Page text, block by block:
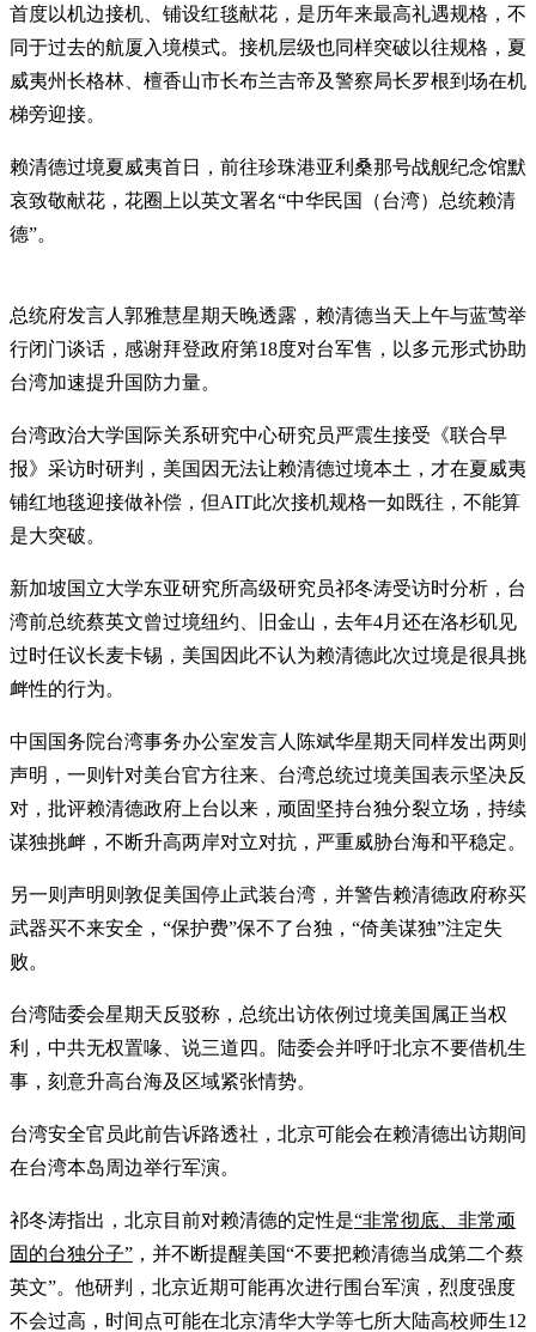
首度以机边接机、铺设红毯献花，是历年来最高礼遇规格，不
同于过去的航厦入境模式。接机层级也同样突破以往规格，夏
威夷州长格林、檀香山市长布兰吉帝及警察局长罗根到场在机
梯旁迎接。
赖清德过境夏威夷首日，前往珍珠港亚利桑那号战舰纪念馆默
哀致敬献花，花圈上以英文署名“中华民国（台湾）总统赖清
德”。
总统府发言人郭雅慧星期天晚透露，赖清德当天上午与蓝莺举
行闭门谈话，感谢拜登政府第18度对台军售，以多元形式协助
台湾加速提升国防力量。
台湾政治大学国际关系研究中心研究员严震生接受《联合早
报》采访时研判，美国因无法让赖清德过境本土，才在夏威夷
铺红地毯迎接做补偿，但AIT此次接机规格一如既往，不能算
是大突破。
新加坡国立大学东亚研究所高级研究员祁冬涛受访时分析，台
湾前总统蔡英文曾过境纽约、旧金山，去年4月还在洛杉矶见
过时任议长麦卡锡，美国因此不认为赖清德此次过境是很具挑
衅性的行为。
中国国务院台湾事务办公室发言人陈斌华星期天同样发出两则
声明，一则针对美台官方往来、台湾总统过境美国表示坚决反
对，批评赖清德政府上台以来，顽固坚持台独分裂立场，持续
谋独挑衅，不断升高两岸对立对抗，严重威胁台海和平稳定。
另一则声明则敦促美国停止武装台湾，并警告赖清德政府称买
武器买不来安全，“保护费”保不了台独，“倚美谋独”注定失
败。
台湾陆委会星期天反驳称，总统出访依例过境美国属正当权
利，中共无权置喙、说三道四。陆委会并呼吁北京不要借机生
事，刻意升高台海及区域紧张情势。
台湾安全官员此前告诉路透社，北京可能会在赖清德出访期间
在台湾本岛周边举行军演。
祁冬涛指出，北京目前对赖清德的定性是“非常彻底、非常顽
固的台独分子” ，并不断提醒美国“不要把赖清德当成第二个蔡
英文”。他研判，北京近期可能再次进行围台军演，烈度强度
不会过高，时间点可能在北京清华大学等七所大陆高校师生12